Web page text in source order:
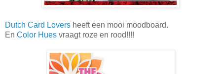
Dutch Card Lovers heeft een mooi moodboard.
En Color Hues vraagt roze en rood!!!!